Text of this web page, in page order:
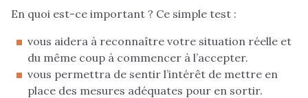
En quoi est-ce important ? Ce simple test :
vous aidera à reconnaître votre situation réelle et
du même coup à commencer à l’accepter.
vous permettra de sentir l’intérêt de mettre en
place des mesures adéquates pour en sortir.